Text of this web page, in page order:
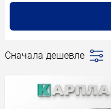
Сначала дешевле
Сначала дешевле